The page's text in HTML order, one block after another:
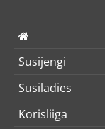
Susijengi
Susiladies
Korisliiga